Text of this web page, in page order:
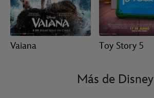
Vaiana Toy Story 5
Más de Disney